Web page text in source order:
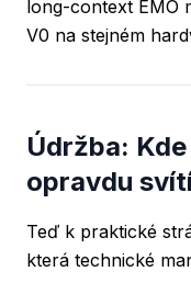
long-context EMO
V0 na stejném
Údržba: Kde
opravdu
Teď k praktické
která technické